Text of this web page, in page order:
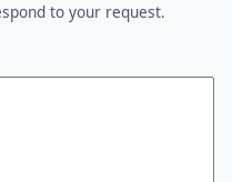
to your request.